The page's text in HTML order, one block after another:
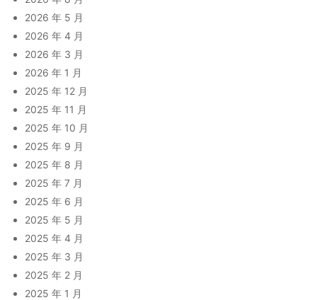
2026 年 5 月
2026 年 4 月
2026 年 3 月
2026 年 1 月
2025 年 12 月
2025 年 11 月
2025 年 10 月
2025 年 9 月
2025 年 8 月
2025 年 7 月
2025 年 6 月
2025 年 5 月
2025 年 4 月
2025 年 3 月
2025 年 2 月
2025 年 1 月